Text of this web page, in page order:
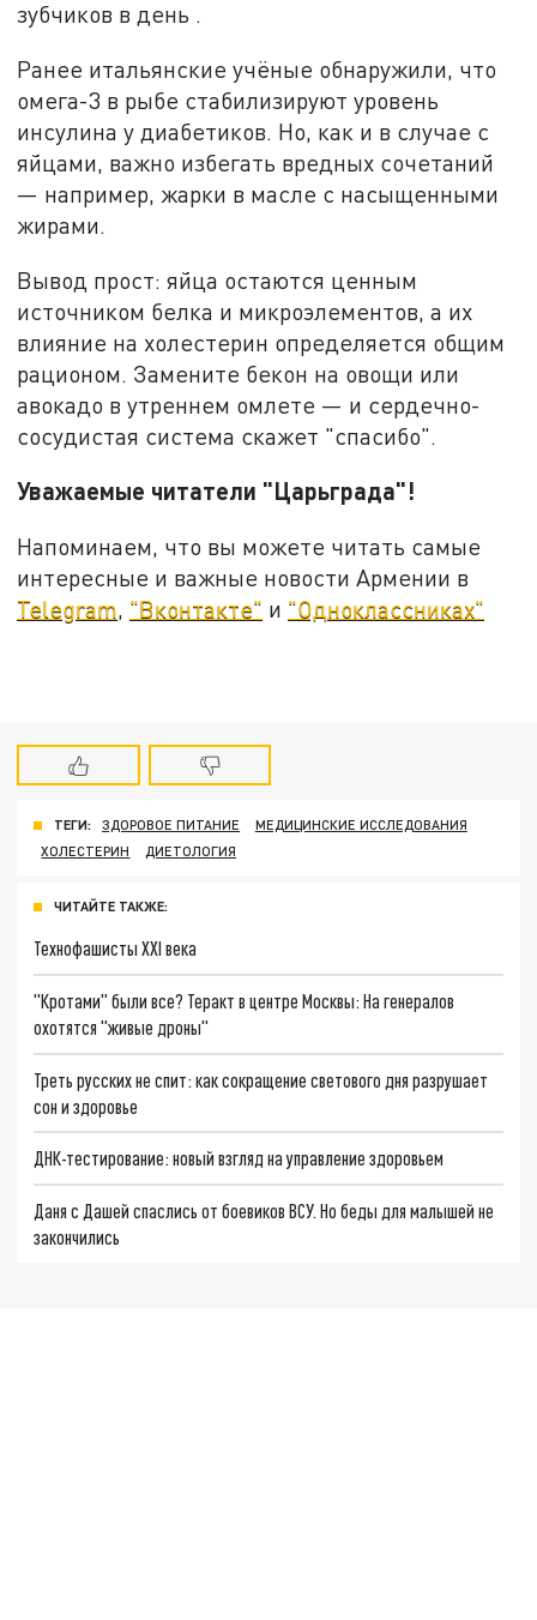
зубчиков в день .
Ранее итальянские учёные обнаружили, что
омега-3 в рыбе стабилизируют уровень
инсулина у диабетиков. Но, как и в случае с
яйцами, важно избегать вредных сочетаний
— например, жарки в масле с насыщенными
жирами.
Вывод прост: яйца остаются ценным
источником белка и микроэлементов, а их
влияние на холестерин определяется общим
рационом. Замените бекон на овощи или
авокадо в утреннем омлете — и сердечно-
сосудистая система скажет "спасибо".
Уважаемые читатели "Царьграда"!
Напоминаем, что вы можете читать самые
интересные и важные новости Армении в
Telegram, "Вконтакте" и "Одноклассниках"
ТЕГИ: ЗДОРОВОЕ ПИТАНИЕ
МЕДИЦИНСКИЕ ИССЛЕДОВАНИЯ
ХОЛЕСТЕРИН
ДИЕТОЛОГИЯ
ЧИТАЙТЕ ТАКЖЕ:
Технофашисты XXI века
"Кротами" были все? Теракт в центре Москвы: На генералов
охотятся "живые дроны"
Треть русских не спит: как сокращение светового дня разрушает
сон и здоровье
ДНК-тестирование: новый взгляд на управление здоровьем
Даня с Дашей спаслись от боевиков ВСУ. Но беды для малышей не
закончились